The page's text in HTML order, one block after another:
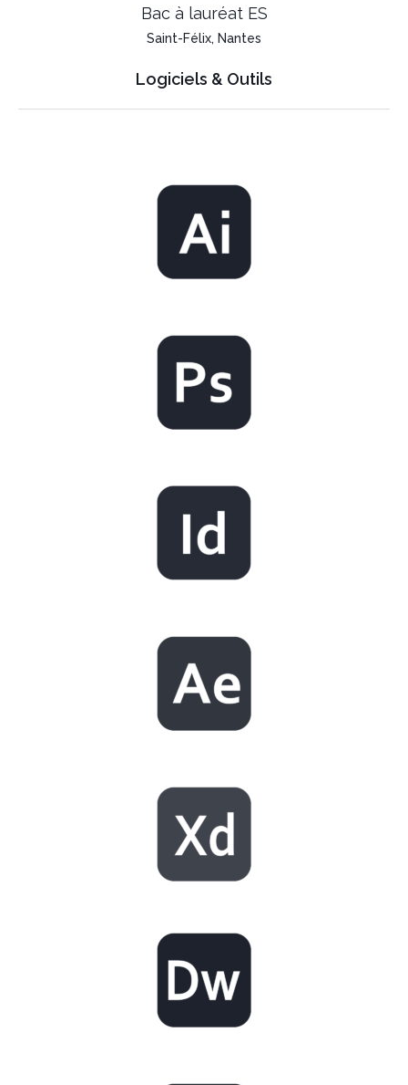
Bac à lauréat ES
Saint-Félix, Nantes
Logiciels & Outils